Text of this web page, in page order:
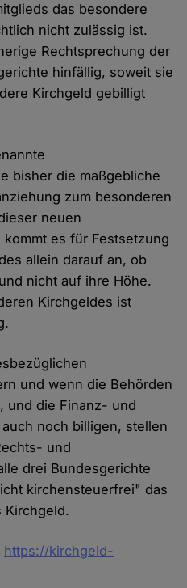
das besondere
nicht zulässig ist.
Rechtsprechung der
hinfällig, soweit sie
Kirchgeld gebilligt
bisher die maßgebliche
zum besonderen
neuen
es für Festsetzung
allein darauf an, ob
nicht auf ihre Höhe.
Kirchgeldes ist
und wenn die Behörden
und die Finanz- und
noch billigen, stellen
und
drei Bundesgerichte
kirchensteuerfrei" das
Kirchgeld.
https://kirchgeld-